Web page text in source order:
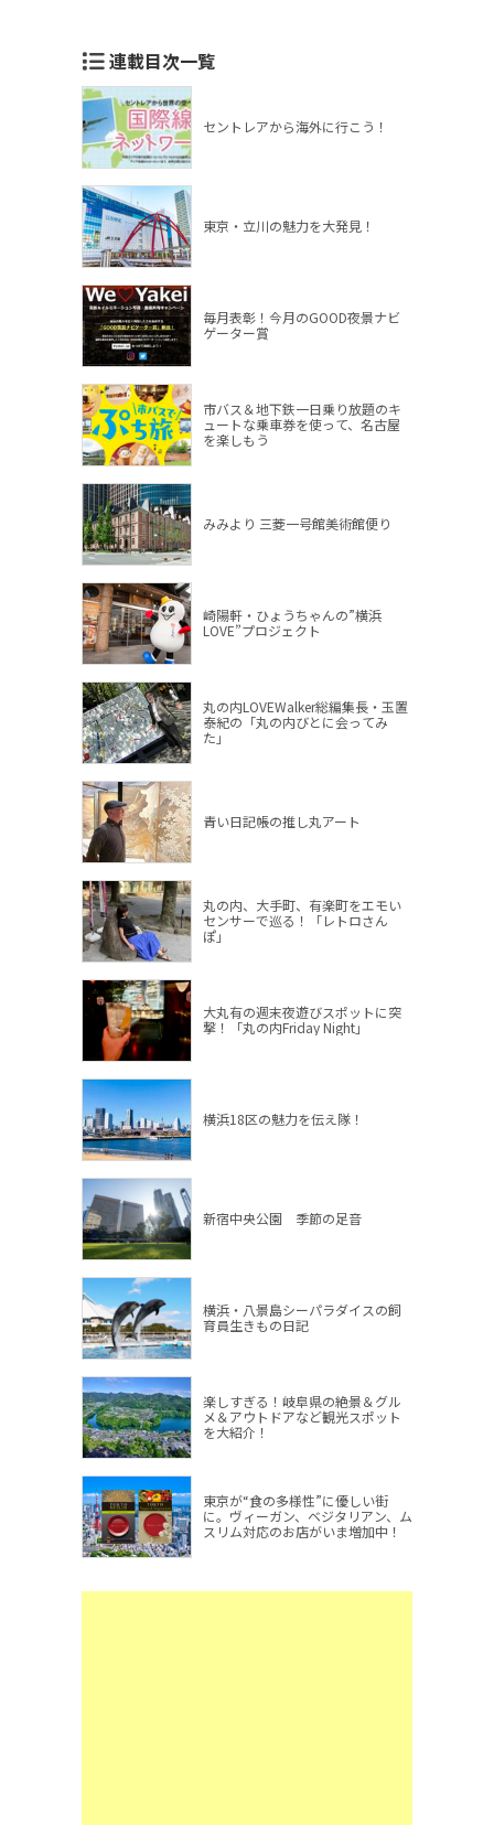
連載目次一覧
セントレアから海外に行こう！
東京・立川の魅力を大発見！
毎月表彰！今月のGOOD夜景ナビ
ゲーター賞
市バス＆地下鉄一日乗り放題のキ
ュートな乗車券を使って、名古屋
を楽しもう
みみより 三菱一号館美術館便り
崎陽軒・ひょうちゃんの”横浜
LOVE”プロジェクト
丸の内LOVEWalker総編集長・玉置
泰紀の「丸の内びとに会ってみ
た」
青い日記帳の推し丸アート
丸の内、大手町、有楽町をエモい
センサーで巡る！「レトロさん
ぽ」
大丸有の週末夜遊びスポットに突
撃！「丸の内Friday Night」
横浜18区の魅力を伝え隊！
新宿中央公園 季節の足音
横浜・八景島シーパラダイスの飼
育員生きもの日記
楽しすぎる！岐阜県の絶景＆グル
メ＆アウトドアなど観光スポット
を大紹介！
東京が“食の多様性”に優しい街
に。ヴィーガン、ベジタリアン、ム
スリム対応のお店がいま増加中！